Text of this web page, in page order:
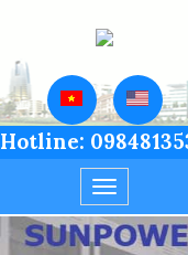
Toggle
navigation
Hotline: